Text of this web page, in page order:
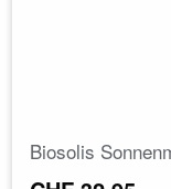
Biosolis